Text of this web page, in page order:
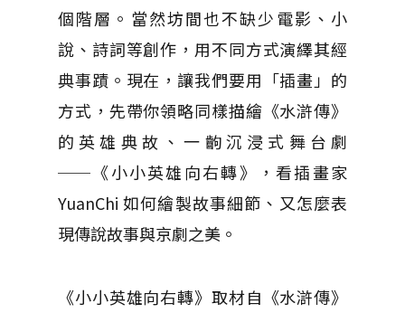
個階層。當然坊間也不缺少電影、小
說、詩詞等創作，用不同方式演繹其經
典事蹟。現在，讓我們要用「插畫」的
方式，先帶你領略同樣描繪《水滸傳》
的英雄典故、一齣沉浸式舞台劇
──《小小英雄向右轉》，看插畫家
YuanChi 如何繪製故事細節、又怎麼表
現傳說故事與京劇之美。
《小小英雄向右轉》取材自《水滸傳》